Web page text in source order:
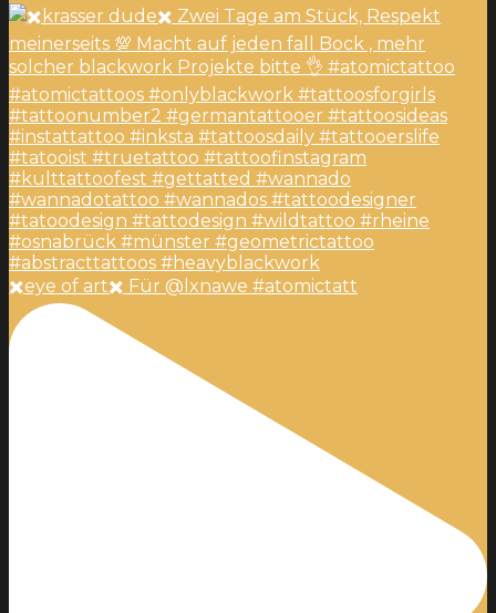
✖️eye of art✖️ Für @lxnawe #atomictatt